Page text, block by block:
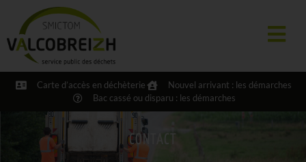
Carte d’accès en déchèterie
Nouvel arrivant : les démarches
Bac cassé ou disparu : les démarches
CONTACT